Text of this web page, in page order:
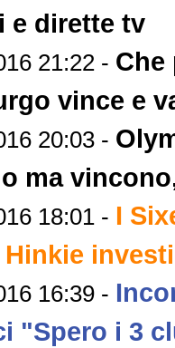
e dirette tv
21:22 - Che
vince e
20:03 -
ma
18:01 - I
16:39 -
"Spero i 3